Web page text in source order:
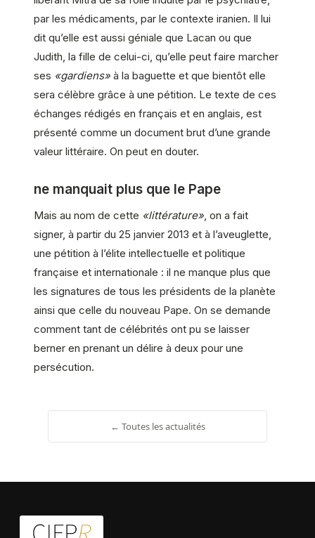
par les médicaments, par le contexte iranien. Il lui
dit qu’elle est aussi géniale que Lacan ou que
Judith, la fille de celui-ci, qu’elle peut faire marcher
ses «gardiens» à la baguette et que bientôt elle
sera célèbre grâce à une pétition. Le texte de ces
échanges rédigés en français et en anglais, est
présenté comme un document brut d’une grande
valeur littéraire. On peut en douter.
ne manquait plus que le Pape
Mais au nom de cette «littérature», on a fait
signer, à partir du 25 janvier 2013 et à l’aveuglette,
une pétition à l’élite intellectuelle et politique
française et internationale : il ne manque plus que
les signatures de tous les présidents de la planète
ainsi que celle du nouveau Pape. On se demande
comment tant de célébrités ont pu se laisser
berner en prenant un délire à deux pour une
persécution.
← Toutes les actualités